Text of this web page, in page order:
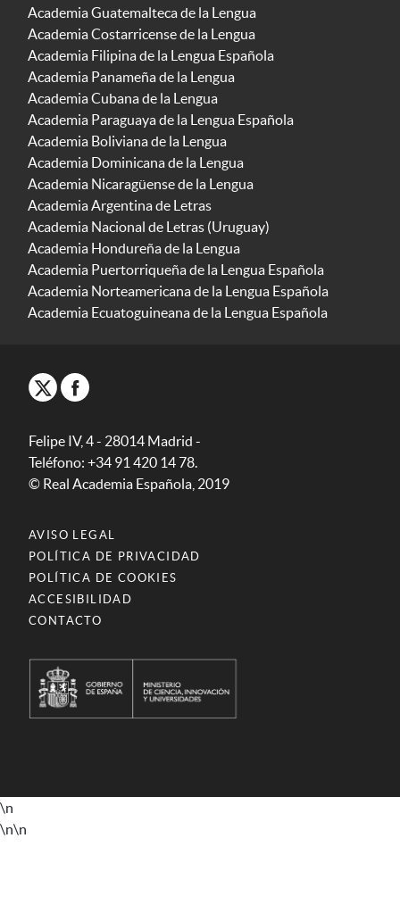
Academia Guatemalteca de la Lengua
Academia Costarricense de la Lengua
Academia Filipina de la Lengua Española
Academia Panameña de la Lengua
Academia Cubana de la Lengua
Academia Paraguaya de la Lengua Española
Academia Boliviana de la Lengua
Academia Dominicana de la Lengua
Academia Nicaragüense de la Lengua
Academia Argentina de Letras
Academia Nacional de Letras (Uruguay)
Academia Hondureña de la Lengua
Academia Puertorriqueña de la Lengua Española
Academia Norteamericana de la Lengua Española
Academia Ecuatoguineana de la Lengua Española
Felipe IV, 4 - 28014 Madrid -
Teléfono: +34 91 420 14 78.
© Real Academia Española, 2019
AVISO LEGAL
POLÍTICA DE PRIVACIDAD
POLÍTICA DE COOKIES
ACCESIBILIDAD
CONTACTO
\n
\n\n